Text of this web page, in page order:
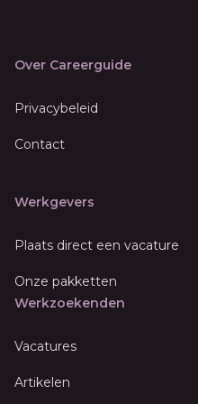
Over Careerguide
Privacybeleid
Contact
Werkgevers
Plaats direct een vacature
Onze pakketten
Werkzoekenden
Vacatures
Artikelen